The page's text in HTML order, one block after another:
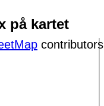
på kartet
contributors